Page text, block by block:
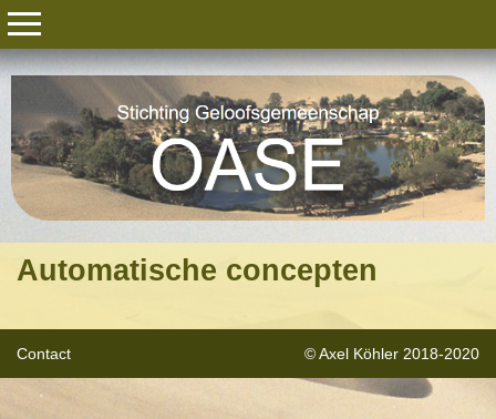
Automatische concepten
Contact © Axel Köhler 2018-2020